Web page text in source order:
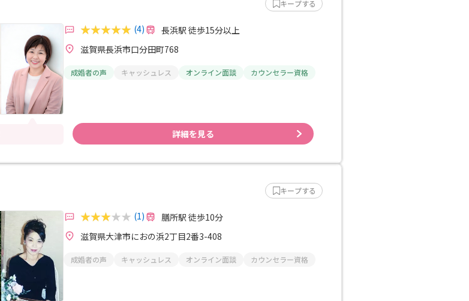
キープする
(4)
長浜駅 徒歩15分以上
滋賀県長浜市口分田町768
成婚者の声 キャッシュレス オンライン面談 カウンセラー資格
詳細を見る
キープする
(1)
膳所駅 徒歩10分
滋賀県大津市におの浜2丁目2番3-408
成婚者の声 キャッシュレス オンライン面談 カウンセラー資格